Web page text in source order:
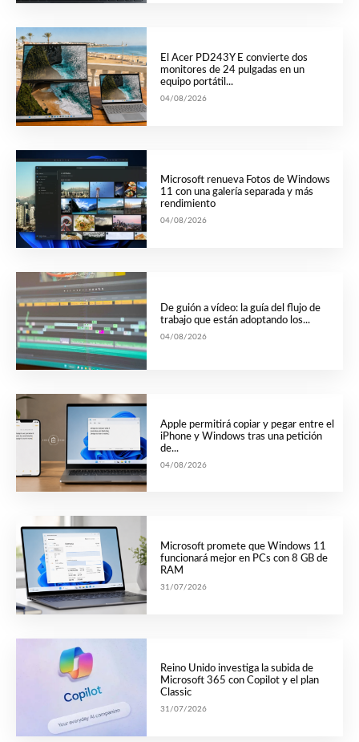
El Acer PD243Y E convierte dos
monitores de 24 pulgadas en un
equipo portátil...
04/08/2026
Microsoft renueva Fotos de Windows
11 con una galería separada y más
rendimiento
04/08/2026
De guión a vídeo: la guía del flujo de
trabajo que están adoptando los...
04/08/2026
Apple permitirá copiar y pegar entre el
iPhone y Windows tras una petición
de...
04/08/2026
Microsoft promete que Windows 11
funcionará mejor en PCs con 8 GB de
RAM
31/07/2026
Reino Unido investiga la subida de
Microsoft 365 con Copilot y el plan
Classic
31/07/2026